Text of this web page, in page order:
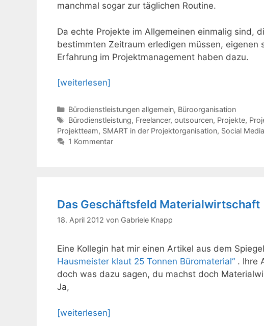
manchmal sogar zur täglichen Routine.
Da echte Projekte im Allgemeinen einmalig sind,
bestimmten Zeitraum erledigen müssen, eigenen
Erfahrung im Projektmanagement haben dazu.
[weiterlesen]
Kategorien
Bürodienstleistungen allgemein, Büroorganisation
Schlagwörter
Bürodienstleistung, Freelancer, outsourcen, Projekte,
Projektteam, SMART in der Projektorganisation, Social Media
1 Kommentar
Das Geschäftsfeld Materialwirtschaft
18. April 2012 von Gabriele Knapp
Eine Kollegin hat mir einen Artikel aus dem
Hausmeister klaut 25 Tonnen Büromaterial“ . Ihre
doch was dazu sagen, du machst doch
Ja,
[weiterlesen]